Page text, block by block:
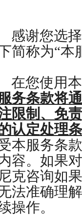
感谢您选
简称为“本
在您使用
务条款将
限制、免
认定处理
本服务条
容。如果
尼克咨询如
法准确理
操作。